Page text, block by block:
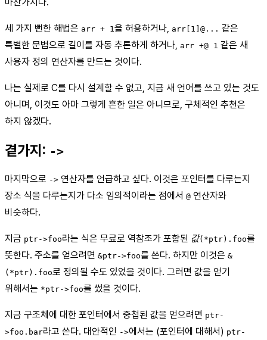
마찬가지다.
세 가지 뻔한 해법은 arr + 1을 허용하거나, arr[1]@... 같은
특별한 문법으로 길이를 자동 추론하게 하거나, arr +@ 1 같은 새
사용자 정의 연산자를 만드는 것이다.
나는 실제로 C를 다시 설계할 수 없고, 지금 새 언어를 쓰고 있는 것도
아니며, 이것도 아마 그렇게 흔한 일은 아니므로, 구체적인 추천은
하지 않겠다.
곁가지: ->
마지막으로 -> 연산자를 언급하고 싶다. 이것은 포인터를 다루는지
장소 식을 다루는지가 다소 임의적이라는 점에서 @ 연산자와
비슷하다.
지금 ptr->foo라는 식은 무료로 역참조가 포함된 값(*ptr).foo를
뜻한다. 주소를 얻으려면 &ptr->foo를 쓴다. 하지만 이것은 &
(*ptr).foo로 정의될 수도 있었을 것이다. 그러면 값을 얻기
위해서는 *ptr->foo를 썼을 것이다.
지금 구조체에 대한 포인터에서 중첩된 값을 얻으려면 ptr-
>foo.bar라고 쓴다. 대안적인 ->에서는 (포인터에 대해서) ptr-